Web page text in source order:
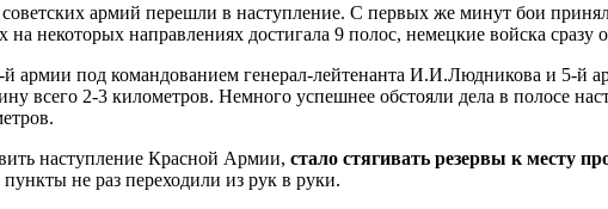
армий перешли в наступление. С первых же минут бои
некоторых направлениях достигала 9 полос, немецкие войска сразу
армии под командованием генерал-лейтенанта И.И.Людникова и 5-й
всего 2-3 километров. Немного успешнее обстояли дела в полосе
наступление Красной Армии, стало стягивать резервы к месту
не раз переходили из рук в руки.